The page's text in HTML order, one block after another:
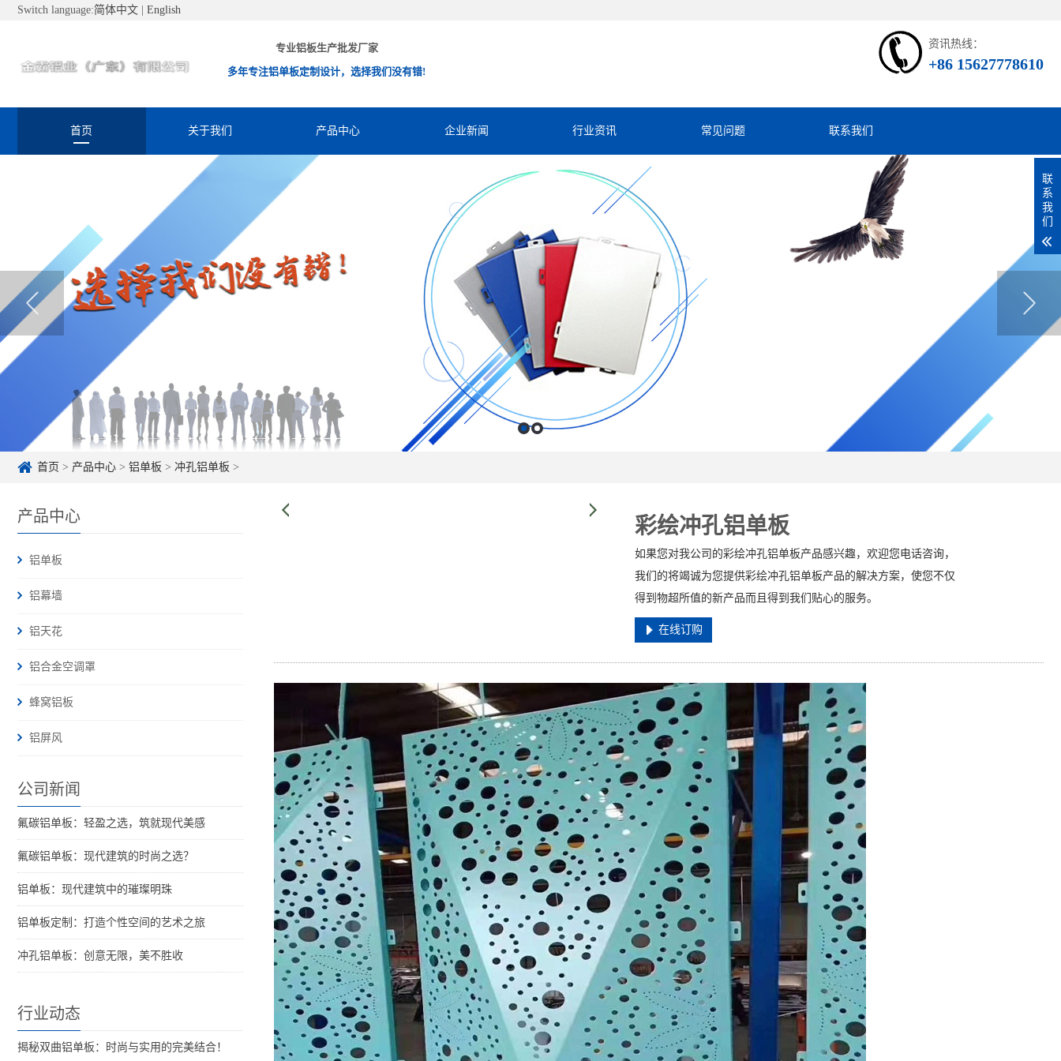
Switch language:简体中文 English
专业铝板生产批发厂家
多年专注铝单板定制设计，选择我们没有错!
资讯热线：
+86 15627778610
首页 关于我们 产品中心 企业新闻 行业资讯 常见问题 联系我们
首页 > 产品中心 > 铝单板 > 冲孔铝单板 >
产品中心
铝单板
铝幕墙
铝天花
铝合金空调罩
蜂窝铝板
铝屏风
公司新闻
氟碳铝单板：轻盈之选，筑就现代美感
氟碳铝单板：现代建筑的时尚之选？
铝单板：现代建筑中的璀璨明珠
铝单板定制：打造个性空间的艺术之旅
冲孔铝单板：创意无限，美不胜收
行业动态
揭秘双曲铝单板：时尚与实用的完美结合！
彩绘冲孔铝单板
如果您对我公司的彩绘冲孔铝单板产品感兴趣，欢迎您电话咨询，
我们的将竭诚为您提供彩绘冲孔铝单板产品的解决方案，使您不仅
得到物超所值的新产品而且得到我们贴心的服务。
在线订购
联
系
我
们